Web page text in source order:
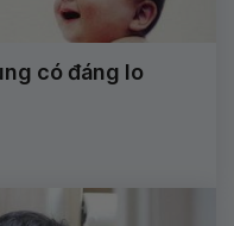
có đáng lo